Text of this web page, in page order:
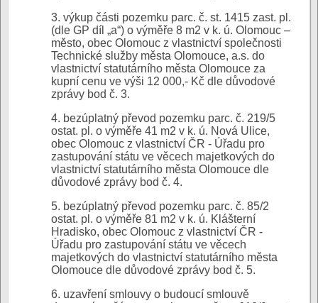
3. výkup části pozemku parc. č. st. 1415 zast. pl.
(dle GP díl „a“) o výměře 8 m2 v k. ú. Olomouc –
město, obec Olomouc z vlastnictví společnosti
Technické služby města Olomouce, a.s. do
vlastnictví statutárního města Olomouce za
kupní cenu ve výši 12 000,- Kč dle důvodové
zprávy bod č. 3.
4. bezúplatný převod pozemku parc. č. 219/5
ostat. pl. o výměře 41 m2 v k. ú. Nová Ulice,
obec Olomouc z vlastnictví ČR - Úřadu pro
zastupování státu ve věcech majetkových do
vlastnictví statutárního města Olomouce dle
důvodové zprávy bod č. 4.
5. bezúplatný převod pozemku parc. č. 85/2
ostat. pl. o výměře 81 m2 v k. ú. Klášterní
Hradisko, obec Olomouc z vlastnictví ČR -
Úřadu pro zastupování státu ve věcech
majetkových do vlastnictví statutárního města
Olomouce dle důvodové zprávy bod č. 5.
6. uzavření smlouvy o budoucí smlouvě